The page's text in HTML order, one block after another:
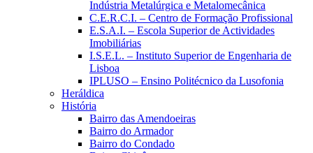
Indústria Metalúrgica e Metalomecânica
C.E.R.C.I. – Centro de Formação Profissional
E.S.A.I. – Escola Superior de Actividades
Imobiliárias
I.S.E.L. – Instituto Superior de Engenharia de
Lisboa
IPLUSO – Ensino Politécnico da Lusofonia
Heráldica
História
Bairro das Amendoeiras
Bairro do Armador
Bairro do Condado